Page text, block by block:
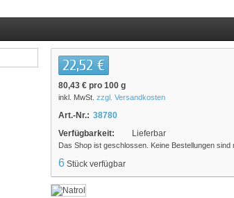
22,52 €
80,43 € pro 100 g
inkl. MwSt. zzgl. Versandkosten
Art.-Nr.: 38780
Verfügbarkeit:
Lieferbar
Das Shop ist geschlossen. Keine Bestellungen sind
6 Stück verfügbar